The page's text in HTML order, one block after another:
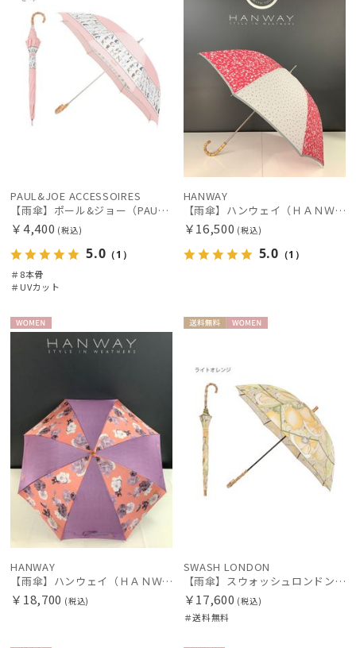
カラー
価格・割引率
在庫表示
販売状況
PAUL&JOE ACCESSOIRES
【雨傘】ポール&ジョー（PAUL & JOE ACCESSOIRES）ABC GARDEN UV
￥4,400 (税込)
5.0 （1）
＃8本骨
＃UVカット
HANWAY
【雨傘】ハンウェイ（ＨＡＮＷＡＹ）Ariana（アリアナ）
￥16,500 (税込)
5.0 （1）
WOME
HANWAY
【雨傘】ハンウェイ（ＨＡＮＷＡＹ） Decoracion floral de f （デコラティオン・フローラル・デ・エフ）
￥18,700 (税込)
SWASH LONDON
【雨傘】スウォッシュロンドン (SWASH LONDON) Citrus UV加工
￥17,600 (税込)
＃送料無料